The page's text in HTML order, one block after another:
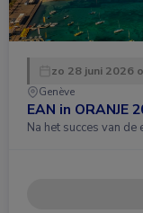
zo 28 juni 2026
Genève
EAN in ORANJE
Na het succes van de